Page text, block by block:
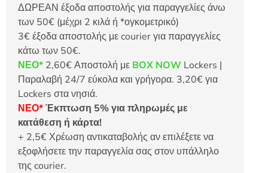
ΔΩΡΕΑΝ έξοδα αποστολής για παραγγελίες άνω
των 50€ (μέχρι 2 κιλά ή *ογκομετρικό)
3€ έξοδα αποστολής με courier για παραγγελίες
κάτω των 50€.
ΝΕΟ* 2,60€ Αποστολή με BOX NOW Lockers |
Παραλαβή 24/7 εύκολα και γρήγορα. 3,20€ για
Lockers στα νησιά.
ΝΕΟ*Έκπτωση 5% για πληρωμές με
κατάθεση ή κάρτα!
+ 2,5€ Χρέωση αντικαταβολής αν επιλέξετε να
εξοφλήσετε την παραγγελία σας στον υπάλληλο
της courier.